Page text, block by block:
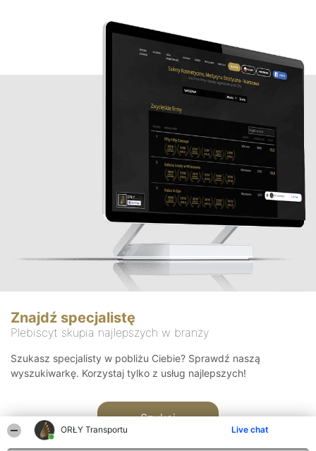
ORŁY Transportu Live chat
Znajdź specjalistę
Plebiscyt skupia najlepszych w branży
Szukasz specjalisty w pobliżu Ciebie? Sprawdź naszą
wyszukiwarkę. Korzystaj tylko z usług najlepszych!
Szukaj